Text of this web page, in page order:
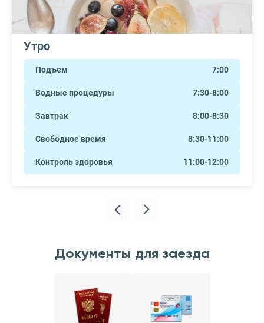
Утро
Подъем 7:00
Водные процедуры 7:30-8:00
Завтрак 8:00-8:30
Свободное время 8:30-11:00
Контроль здоровья 11:00-12:00
Документы для заезда